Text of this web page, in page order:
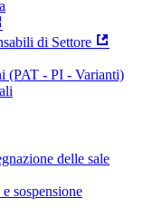
di Settore
(PAT - PI - Varianti)
delle sale
sospensione